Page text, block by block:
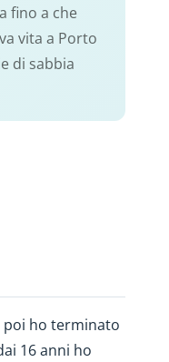
fino a che
vita a Porto
di sabbia
poi ho terminato
16 anni ho